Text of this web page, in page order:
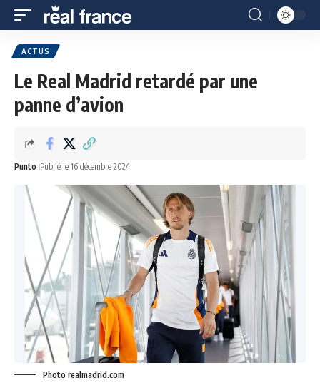
ACTUS
Le Real Madrid retardé par une
panne d’avion
Punto Publié le 16 décembre 2024
Photo realmadrid.com